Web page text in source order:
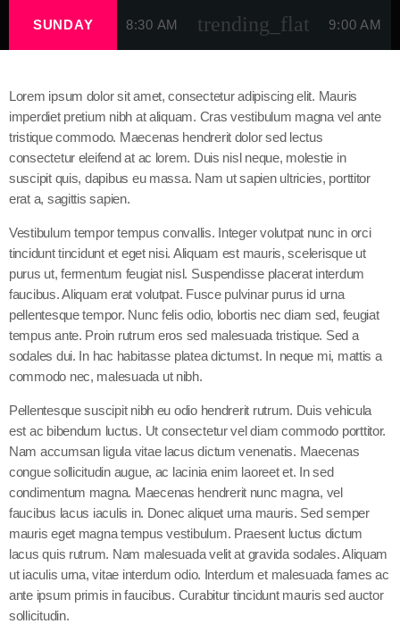
SUNDAY 8:30 AM trending_flat 9:00 AM
Lorem ipsum dolor sit amet, consectetur adipiscing elit. Mauris
imperdiet pretium nibh at aliquam. Cras vestibulum magna vel ante
tristique commodo. Maecenas hendrerit dolor sed lectus
consectetur eleifend at ac lorem. Duis nisl neque, molestie in
suscipit quis, dapibus eu massa. Nam ut sapien ultricies, porttitor
erat a, sagittis sapien.
Vestibulum tempor tempus convallis. Integer volutpat nunc in orci
tincidunt tincidunt et eget nisi. Aliquam est mauris, scelerisque ut
purus ut, fermentum feugiat nisl. Suspendisse placerat interdum
faucibus. Aliquam erat volutpat. Fusce pulvinar purus id urna
pellentesque tempor. Nunc felis odio, lobortis nec diam sed, feugiat
tempus ante. Proin rutrum eros sed malesuada tristique. Sed a
sodales dui. In hac habitasse platea dictumst. In neque mi, mattis a
commodo nec, malesuada ut nibh.
Pellentesque suscipit nibh eu odio hendrerit rutrum. Duis vehicula
est ac bibendum luctus. Ut consectetur vel diam commodo porttitor.
Nam accumsan ligula vitae lacus dictum venenatis. Maecenas
congue sollicitudin augue, ac lacinia enim laoreet et. In sed
condimentum magna. Maecenas hendrerit nunc magna, vel
faucibus lacus iaculis in. Donec aliquet urna mauris. Sed semper
mauris eget magna tempus vestibulum. Praesent luctus dictum
lacus quis rutrum. Nam malesuada velit at gravida sodales. Aliquam
ut iaculis urna, vitae interdum odio. Interdum et malesuada fames ac
ante ipsum primis in faucibus. Curabitur tincidunt mauris sed auctor
sollicitudin.